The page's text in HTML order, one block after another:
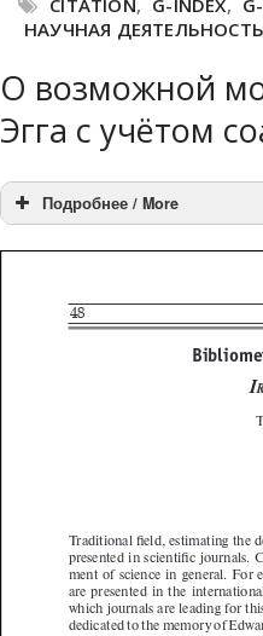
CITATION, G-INDEX,
НАУЧНАЯ ДЕЯТЕЛЬНОСТЬ
О возможной
Эгга с учётом
Подробнее / More